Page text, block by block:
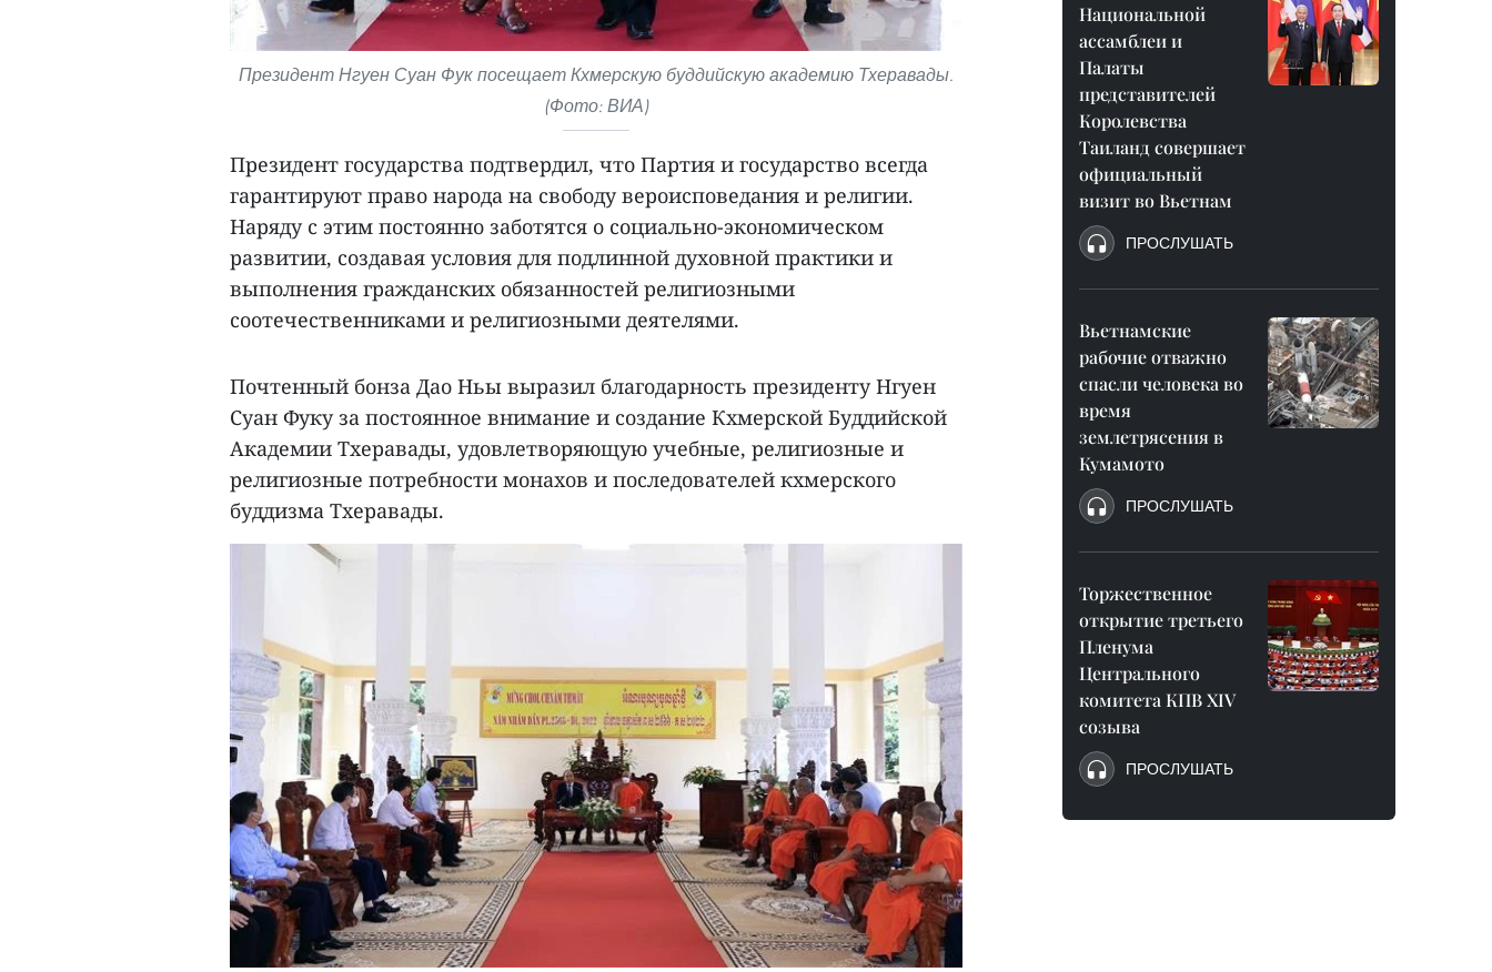
Президент Нгуен Суан Фук посещает Кхмерскую буддийскую академию Тхеравады.
(Фото: ВИА)
Президент государства подтвердил, что Партия и государство всегда
гарантируют право народа на свободу вероисповедания и религии.
Наряду с этим постоянно заботятся о социально-экономическом
развитии, создавая условия для подлинной духовной практики и
выполнения гражданских обязанностей религиозными
соотечественниками и религиозными деятелями.
Почтенный бонза Дао Ньы выразил благодарность президенту Нгуен
Суан Фуку за постоянное внимание и создание Кхмерской Буддийской
Академии Тхеравады, удовлетворяющую учебные, религиозные и
религиозные потребности монахов и последователей кхмерского
буддизма Тхеравады.
Национальной
ассамблеи и
Палаты
представителей
Королевства
Таиланд совершает
официальный
визит во Вьетнам
ПРОСЛУШАТЬ
Вьетнамские
рабочие отважно
спасли человека во
время
землетрясения в
Кумамото
ПРОСЛУШАТЬ
Торжественное
открытие третьего
Пленума
Центрального
комитета КПВ XIV
созыва
ПРОСЛУШАТЬ